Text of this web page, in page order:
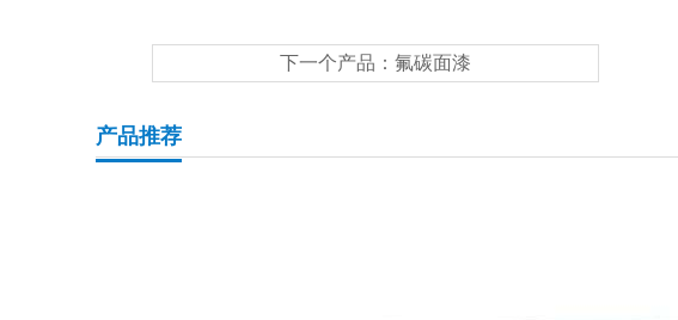
下一个产品：氟碳面漆
产品推荐